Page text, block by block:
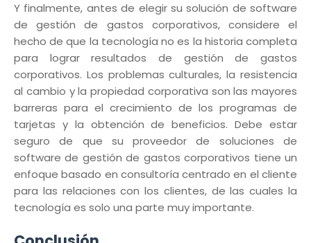
Y finalmente, antes de elegir su solución de software
de gestión de gastos corporativos, considere el
hecho de que la tecnología no es la historia completa
para lograr resultados de gestión de gastos
corporativos. Los problemas culturales, la resistencia
al cambio y la propiedad corporativa son las mayores
barreras para el crecimiento de los programas de
tarjetas y la obtención de beneficios. Debe estar
seguro de que su proveedor de soluciones de
software de gestión de gastos corporativos tiene un
enfoque basado en consultoría centrado en el cliente
para las relaciones con los clientes, de las cuales la
tecnología es solo una parte muy importante.